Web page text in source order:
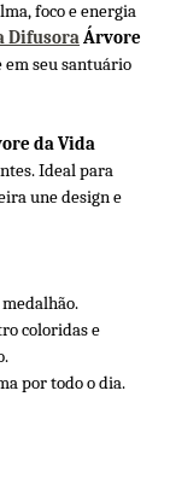
foco e energia
Difusora Árvore
em seu santuário
da Vida
Ideal para
une design e
coloridas e
por todo o dia.